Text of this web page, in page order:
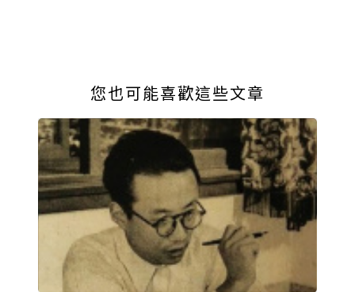
您也可能喜歡這些文章